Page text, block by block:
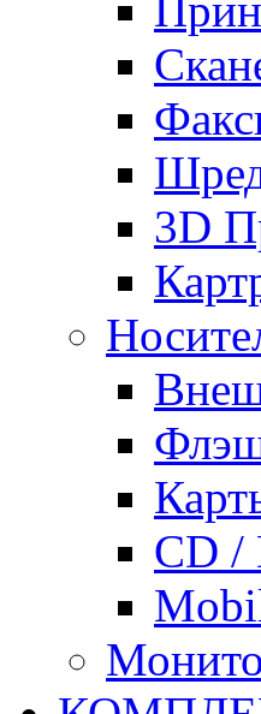
3D
CD /